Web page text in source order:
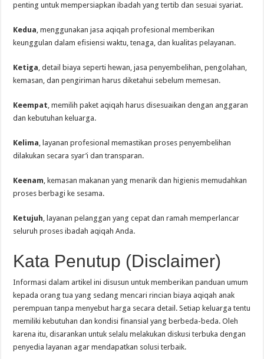
penting untuk mempersiapkan ibadah yang tertib dan sesuai syariat.
Kedua, menggunakan jasa aqiqah profesional memberikan
keunggulan dalam efisiensi waktu, tenaga, dan kualitas pelayanan.
Ketiga, detail biaya seperti hewan, jasa penyembelihan, pengolahan,
kemasan, dan pengiriman harus diketahui sebelum memesan.
Keempat, memilih paket aqiqah harus disesuaikan dengan anggaran
dan kebutuhan keluarga.
Kelima, layanan profesional memastikan proses penyembelihan
dilakukan secara syar’i dan transparan.
Keenam, kemasan makanan yang menarik dan higienis memudahkan
proses berbagi ke sesama.
Ketujuh, layanan pelanggan yang cepat dan ramah memperlancar
seluruh proses ibadah aqiqah Anda.
Kata Penutup (Disclaimer)
Informasi dalam artikel ini disusun untuk memberikan panduan umum
kepada orang tua yang sedang mencari rincian biaya aqiqah anak
perempuan tanpa menyebut harga secara detail. Setiap keluarga tentu
memiliki kebutuhan dan kondisi finansial yang berbeda-beda. Oleh
karena itu, disarankan untuk selalu melakukan diskusi terbuka dengan
penyedia layanan agar mendapatkan solusi terbaik.